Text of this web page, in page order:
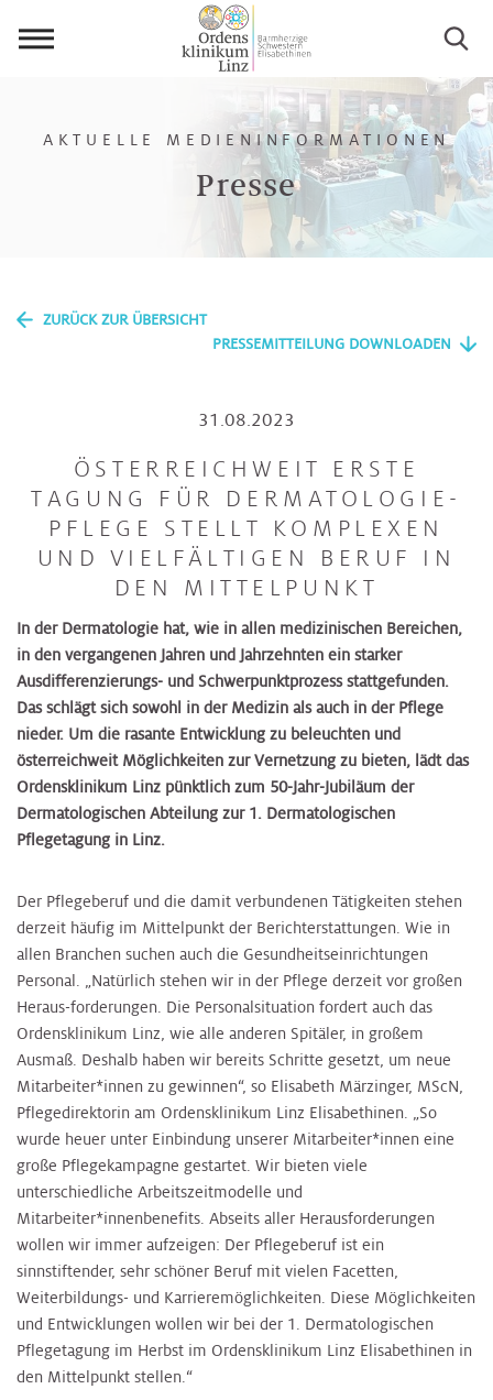
Presse
AKTUELLE MEDIENINFORMATIONEN
ZURÜCK ZUR ÜBERSICHT
PRESSEMITTEILUNG DOWNLOADEN
31.08.2023
ÖSTERREICHWEIT ERSTE
TAGUNG FÜR DERMATOLOGIE-
PFLEGE STELLT KOMPLEXEN
UND VIELFÄLTIGEN BERUF IN
DEN MITTELPUNKT
In der Dermatologie hat, wie in allen medizinischen Bereichen,
in den vergangenen Jahren und Jahrzehnten ein starker
Ausdifferenzierungs- und Schwerpunktprozess stattgefunden.
Das schlägt sich sowohl in der Medizin als auch in der Pflege
nieder. Um die rasante Entwicklung zu beleuchten und
österreichweit Möglichkeiten zur Vernetzung zu bieten, lädt das
Ordensklinikum Linz pünktlich zum 50-Jahr-Jubiläum der
Dermatologischen Abteilung zur 1. Dermatologischen
Pflegetagung in Linz.
Der Pflegeberuf und die damit verbundenen Tätigkeiten stehen
derzeit häufig im Mittelpunkt der Berichterstattungen. Wie in
allen Branchen suchen auch die Gesundheitseinrichtungen
Personal. „Natürlich stehen wir in der Pflege derzeit vor großen
Heraus-forderungen. Die Personalsituation fordert auch das
Ordensklinikum Linz, wie alle anderen Spitäler, in großem
Ausmaß. Deshalb haben wir bereits Schritte gesetzt, um neue
Mitarbeiter*innen zu gewinnen“, so Elisabeth Märzinger, MScN,
Pflegedirektorin am Ordensklinikum Linz Elisabethinen. „So
wurde heuer unter Einbindung unserer Mitarbeiter*innen eine
große Pflegekampagne gestartet. Wir bieten viele
unterschiedliche Arbeitszeitmodelle und
Mitarbeiter*innenbenefits. Abseits aller Herausforderungen
wollen wir immer aufzeigen: Der Pflegeberuf ist ein
sinnstiftender, sehr schöner Beruf mit vielen Facetten,
Weiterbildungs- und Karrieremöglichkeiten. Diese Möglichkeiten
und Entwicklungen wollen wir bei der 1. Dermatologischen
Pflegetagung im Herbst im Ordensklinikum Linz Elisabethinen in
den Mittelpunkt stellen.“